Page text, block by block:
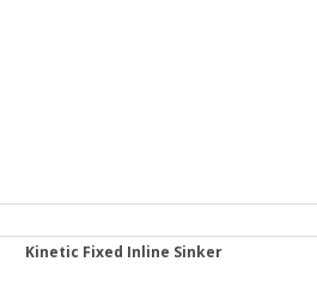
Kinetic Fixed Inline Sinker